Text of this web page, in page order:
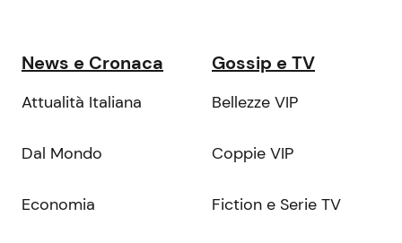
News e Cronaca
Attualità Italiana
Dal Mondo
Economia
Gossip e TV
Bellezze VIP
Coppie VIP
Fiction e Serie TV